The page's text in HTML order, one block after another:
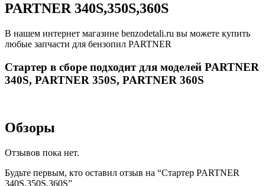
PARTNER 340S,350S,360S
В нашем интернет магазине benzodetali.ru вы можете купить
любые запчасти для бензопил PARTNER
Стартер в сборе подходит для моделей PARTNER
340S, PARTNER 350S, PARTNER 360S
Обзоры
Отзывов пока нет.
Будьте первым, кто оставил отзыв на “Стартер PARTNER
340S,350S,360S”